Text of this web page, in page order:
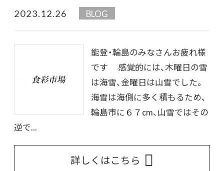
2023.12.26 BLOG
能登・輪島のみなさんお疲れ様
です 感覚的には、木曜日の雪
は海雪、金曜日は山雪でした。
海雪は海側に多く積もるため、
輪島市に６７cm、山雪ではその
逆で...
詳しくはこちら